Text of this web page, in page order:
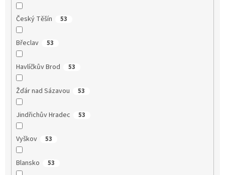
Český Těšín 53
Břeclav 53
Havlíčkův Brod 53
Žďár nad Sázavou 53
Jindřichův Hradec 53
Vyškov 53
Blansko 53